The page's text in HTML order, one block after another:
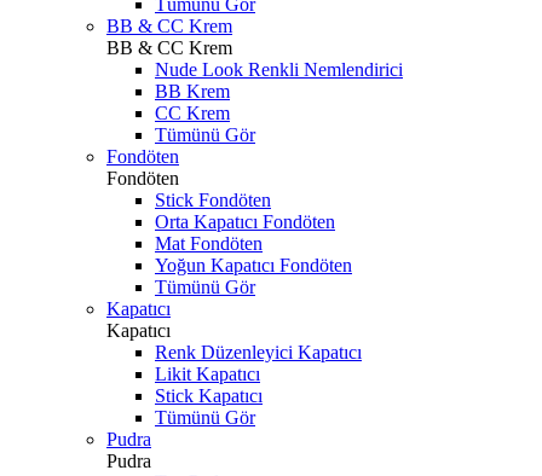
Tümünü Gör
BB & CC Krem
BB & CC Krem
Nude Look Renkli Nemlendirici
BB Krem
CC Krem
Tümünü Gör
Fondöten
Fondöten
Stick Fondöten
Orta Kapatıcı Fondöten
Mat Fondöten
Yoğun Kapatıcı Fondöten
Tümünü Gör
Kapatıcı
Kapatıcı
Renk Düzenleyici Kapatıcı
Likit Kapatıcı
Stick Kapatıcı
Tümünü Gör
Pudra
Pudra